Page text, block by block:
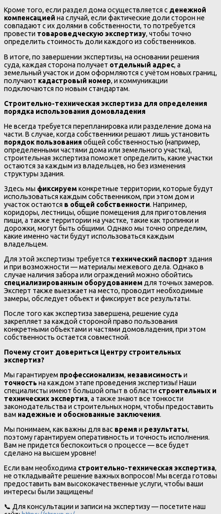
Кроме того, если раздел дома осуществляется с денежной
компенсацией на случай, если фактические доли сторон не
совпадают с их долями в собственности, то потребуется
провести товароведческую экспертизу, чтобы точно
определить стоимость доли каждого из собственников.
В итоге, по завершении экспертизы, на основании решения
суда, каждая сторона получает отдельный адрес, а
земельный участок и дом оформляются с учётом новых границ,
получают кадастровый номер, и коммуникации
подключаются по новым стандартам.
Строительно-техническая экспертиза для определения
порядка использования домовладения
Не всегда требуется перепланировка или разделение дома на
части. В случае, когда собственники решают лишь установить
порядок пользованияобщей собственностью (например,
определенными частями дома или земельного участка),
строительная экспертиза поможет определить, какие участки
остаются за каждым из владельцев, но без изменения
структуры здания.
Здесь мы фиксируем конкретные территории, которые будут
использоваться каждым собственником, при этом дом и
участок остаются в общей собственности. Например,
коридоры, лестницы, общие помещения для приготовления
пищи, а также территории на участке, такие как тропинки и
дорожки, могут быть общими. Однако мы точно определим,
какие именно части будут использоваться каждым
владельцем.
Для этой экспертизы требуется технический паспорт здания
и при возможности — материалы межевого дела. Однако в
случае наличия забора или ограждений можно обойтись
специализированным оборудованием для точных замеров.
Эксперт также выезжает на место, проводит необходимые
замеры, обследует объект и фиксирует все результаты.
После того как экспертиза завершена, решение суда
закрепляет за каждой стороной право пользования
конкретными объектами и частями домовладения, при этом
собственность остается совместной.
Почему стоит довериться Центру строительных
экспертиз?
Мы гарантируем профессионализм, независимость и
точность на каждом этапе проведения экспертизы! Наши
специалисты имеют большой опыт в области строительных и
технических экспертиз, а также знают все тонкости
законодательства и строительных норм, чтобы предоставить
вам надежные и обоснованные заключения.
Мы понимаем, как важны для вас времяи результаты,
поэтому гарантируем оперативность и точность исполнения.
Вам не придется беспокоиться о процессе — все будет
сделано на высшем уровне!
Если вам необходима строительно-техническая экспертиза,
не откладывайте решение важных вопросов! Мы всегда готовы
предоставить вам высококачественные услуги, чтобы ваши
интересы были защищены!
📞 Для консультации и записи на экспертизу — посетите наш